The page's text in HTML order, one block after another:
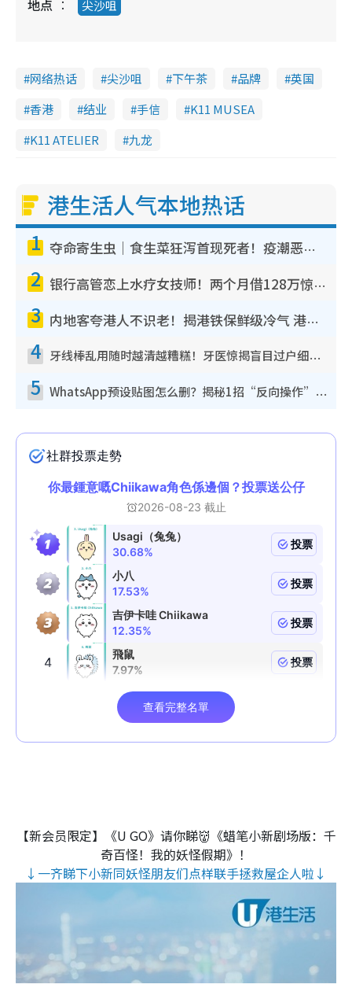
地点 尖沙咀
网络热话 尖沙咀 下午茶 品牌
英国
香港
结业 手信
K11 MUSEA
K11 ATELIER
九龙
港生活人气本地热话
1 夺命寄生虫｜食生菜狂泻首现死者！疫潮恶化录1.8万宗病例 揭洗菜3大谬误
2 银行高管恋上水疗女技师！两个月借128万惊觉“沉船”沉落火海 揭背后疑似邪教操控卖淫
3 内地客夸港人不识老！揭港铁保鲜级冷气 港人求放过：别投诉
4 牙线棒乱用随时越清越糟糕！牙医惊揭盲目过户细菌恐致蛀牙：这种才是日常真保养
5 WhatsApp预设贴图怎么删？揭秘1招“反向操作”还原简洁界面 附3步实测教程
【新会员限定】《U GO》请你睇👹《蜡笔小新剧场版：千
奇百怪！我的妖怪假期》！
↓一齐睇下小新同妖怪朋友们点样联手拯救屋企人啦↓